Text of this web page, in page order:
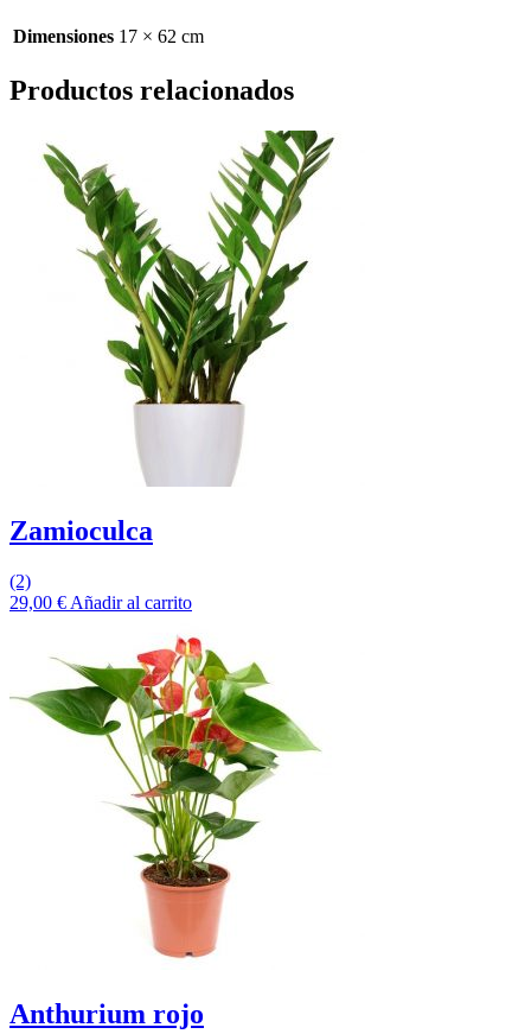
Dimensiones 17 × 62 cm
Productos relacionados
Zamioculca
(2)
29,00 € Añadir al carrito
Anthurium rojo